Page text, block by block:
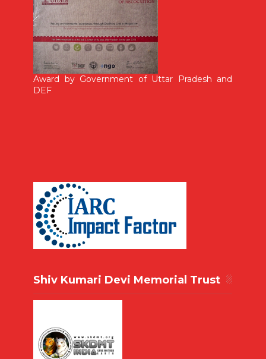
Award by Government of Uttar Pradesh and
DEF
Shiv Kumari Devi Memorial Trust